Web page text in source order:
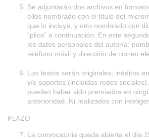
Se adjuntarán dos archivos en
ellos nombrado con el título del
que lo incluya, y otro nombrado con
“plica” a continuación. En este
los datos personales del autor/a:
teléfono móvil y dirección de correo
Los textos serán originales, inéditos
y/o soportes (incluidas redes
pueden haber sido premiados en
anterioridad. Ni realizados con
PLAZO
La convocatoria queda abierta el día